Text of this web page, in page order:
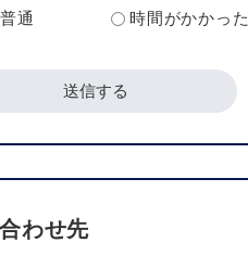
普通 時間がかかった
わせ先